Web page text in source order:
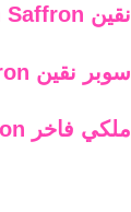
نقين Saffron
سوبر نقين
ملكي فاخر